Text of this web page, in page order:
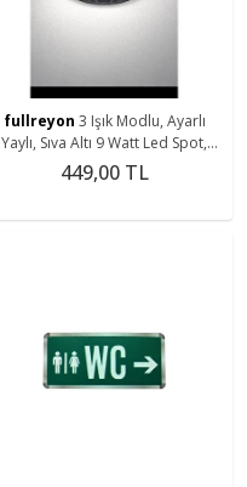
fullreyon 3 Işık Modlu, Ayarlı
Yaylı, Sıva Altı 9 Watt Led Spot,
Tavan ve Merdiven Modern
Tasarım Spot Lamba
449,00 TL